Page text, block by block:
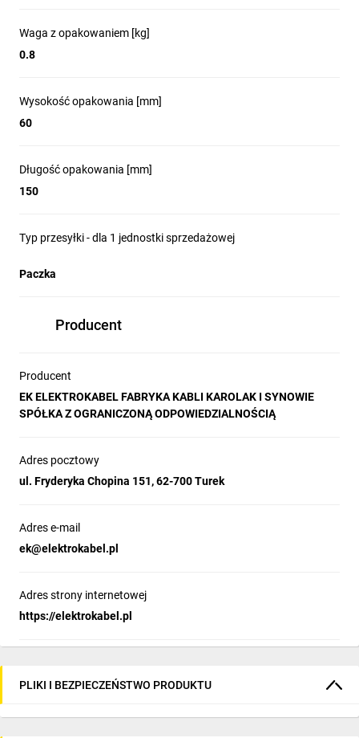
Waga z opakowaniem [kg]
0.8
Wysokość opakowania [mm]
60
Długość opakowania [mm]
150
Typ przesyłki - dla 1 jednostki sprzedażowej
Paczka
Producent
Producent
EK ELEKTROKABEL FABRYKA KABLI KAROLAK I SYNOWIE
SPÓŁKA Z OGRANICZONĄ ODPOWIEDZIALNOŚCIĄ
Adres pocztowy
ul. Fryderyka Chopina 151, 62-700 Turek
Adres e-mail
ek@elektrokabel.pl
Adres strony internetowej
https://elektrokabel.pl
PLIKI I BEZPIECZEŃSTWO PRODUKTU